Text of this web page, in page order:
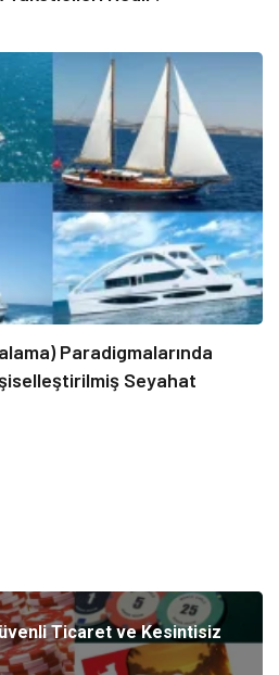
Paradigmalarında
Seyahat
Ticaret ve Kesintisiz